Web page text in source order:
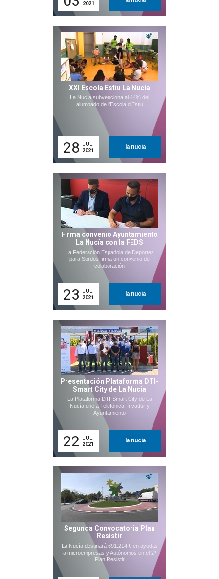
2021
XXI Escola Estiu La Nucía
La Nucía subvenciona al 44% del
alumnado de l'Escola d'Estiu
28 JUL.
2021
la nucia
Firma convenio Ayuntamiento
La Nucía con la FEDS
La Federación Española de Deportes
para Sordos firma un convenio de
colaboración
23
JUL.
2021
la nucia
Presentación Plataforma DTI-
Smart City de La Nucía
La Plataforma DTI-Smart City de La
Nucía une a Telefónica, Invattur y
Ayuntamiento
22
JUL.
2021
la nucia
Segunda Convocatoria Plan
Resistir
La Nucía destinará 691.214 € en ayudas
a microempresas y Autónomos en el 2º
Plan Resistir